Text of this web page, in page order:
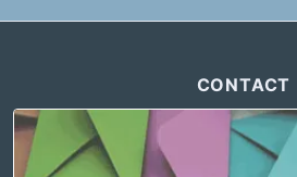
CONTACT